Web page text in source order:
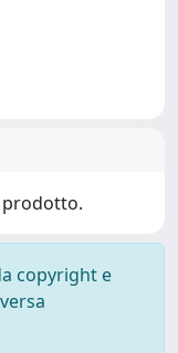
prodotto.
copyright e